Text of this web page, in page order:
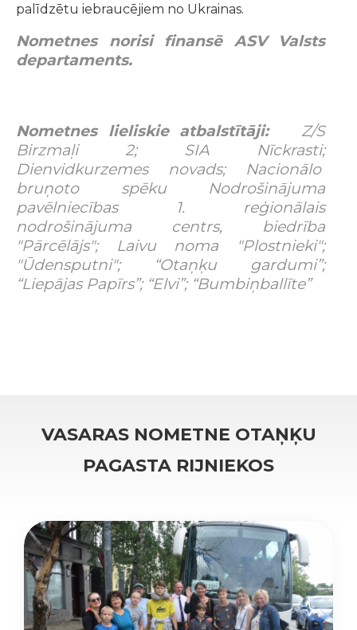
palīdzētu iebraucējiem no Ukrainas.
Nometnes norisi finansē ASV Valsts
departaments.
Nometnes lieliskie atbalstītāji:Z/S
Birzmaļi 2; SIA Nīckrasti;
Dienvidkurzemes novads; Nacionālo
bruņoto spēku Nodrošinājuma
pavēlniecības 1. reģionālais
nodrošinājuma centrs, biedrība
"Pārcēlājs"; Laivu noma "Plostnieki";
"Ūdensputni"; “Otaņķu gardumi”;
“Liepājas Papīrs”; “Elvi”; “Bumbiņballīte”
VASARAS NOMETNE OTAŅĶU
PAGASTA RIJNIEKOS